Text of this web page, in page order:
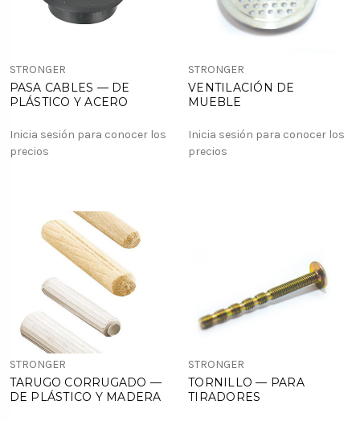
STRONGER
PASA CABLES — DE
PLÁSTICO Y ACERO
Inicia sesión para conocer los
precios
STRONGER
VENTILACIÓN DE
MUEBLE
Inicia sesión para conocer los
precios
STRONGER
TARUGO CORRUGADO —
DE PLÁSTICO Y MADERA
STRONGER
TORNILLO — PARA
TIRADORES